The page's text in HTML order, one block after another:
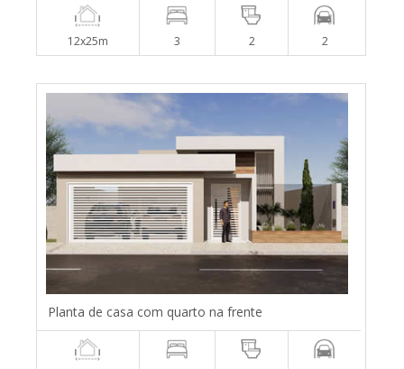
12x25m 3 2 2
Planta de casa com quarto na frente